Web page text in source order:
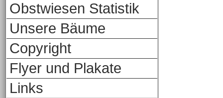
Obstwiesen Statistik
Unsere Bäume
Copyright
Flyer und Plakate
Links